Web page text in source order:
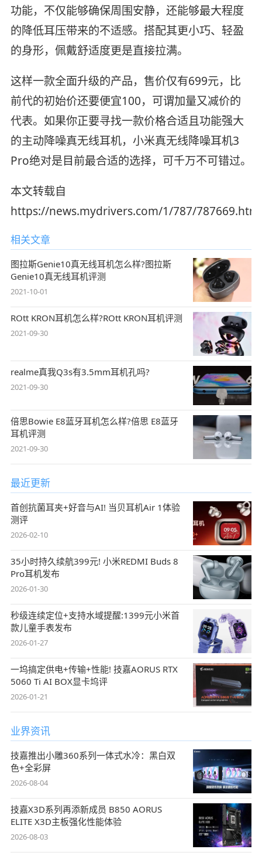
功能，不仅能够确保周围安静，还能够最大程度
的降低耳压带来的不适感。搭配其更小巧、轻盈
的身形，佩戴舒适度更是直接拉满。
这样一款全面升级的产品，售价仅有699元，比
前代的初始价还要便宜100，可谓加量又减价的
代表。如果你正要寻找一款价格合适且功能强大
的主动降噪真无线耳机，小米真无线降噪耳机3
Pro绝对是目前最合适的选择，可千万不可错过。
本文转载自
https://news.mydrivers.com/1/787/787669.htm
相关文章
图拉斯Genie10真无线耳机怎么样?图拉斯
Genie10真无线耳机评测
2021-10-01
ROtt KRON耳机怎么样?ROtt KRON耳机评测
2021-09-30
realme真我Q3s有3.5mm耳机孔吗?
2021-09-30
倍思Bowie E8蓝牙耳机怎么样?倍思 E8蓝牙
耳机评测
2021-09-30
最近更新
首创抗菌耳夹+好音与AI! 当贝耳机Air 1体验
测评
2026-02-10
35小时持久续航399元! 小米REDMI Buds 8
Pro耳机发布
2026-01-30
秒级连续定位+支持水域提醒:1399元小米首
款儿童手表发布
2026-01-27
一坞搞定供电+传输+性能! 技嘉AORUS RTX
5060 Ti AI BOX显卡坞评
2026-01-21
业界资讯
技嘉推出小雕360系列一体式水冷：黑白双
色+全彩屏
2026-08-04
技嘉X3D系列再添新成员 B850 AORUS
ELITE X3D主板强化性能体验
2026-08-03